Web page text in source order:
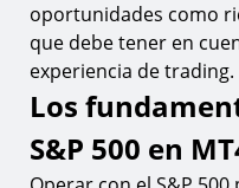
oportunidades como
que debe tener en
experiencia de trading.
Los
S&P 500 en